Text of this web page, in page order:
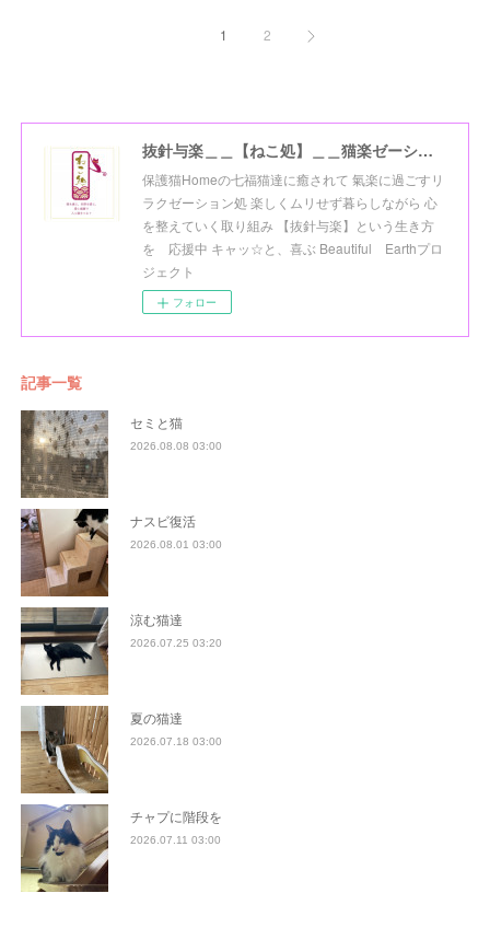
1 2
抜針与楽＿＿【ねこ処】＿＿猫楽ゼーションHome☆
保護猫Homeの七福猫達に癒されて 氣楽に過ごすリ
ラクゼーション処 楽しくムリせず暮らしながら 心
を整えていく取り組み 【抜針与楽】という生き方
を 応援中 キャッ☆と、喜ぶ Beautiful Earthプロ
ジェクト
フォロー
記事一覧
セミと猫
2026.08.08 03:00
ナスビ復活
2026.08.01 03:00
涼む猫達
2026.07.25 03:20
夏の猫達
2026.07.18 03:00
チャプに階段を
2026.07.11 03:00